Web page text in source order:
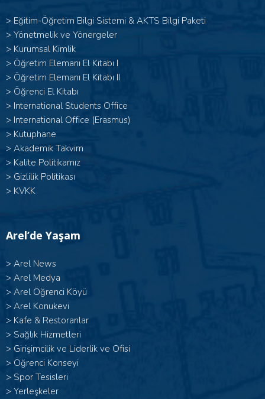
> Eğitim-Öğretim Bilgi Sistemi & AKTS Bilgi Paketi
> Yönetmelik ve Yönergeler
> Kurumsal Kimlik
> Öğretim Elemanı El Kitabı I
> Öğretim Elemanı El Kitabı II
> Öğrenci El Kitabı
> International Students Office
> International Office (Erasmus)
> Kütüphane
> Akademik Takvim
> Kalite Politikamız
> Gizlilik Politikası
> KVKK
Arel’de Yaşam
> Arel News
> Arel Medya
> Arel Öğrenci Köyü
> Arel Konukevi
> Kafe & Restoranlar
> Sağlık Hizmetleri
> Girişimcilik ve Liderlik ve Ofisi
> Öğrenci Konseyi
> Spor Tesisleri
> Yerleşkeler